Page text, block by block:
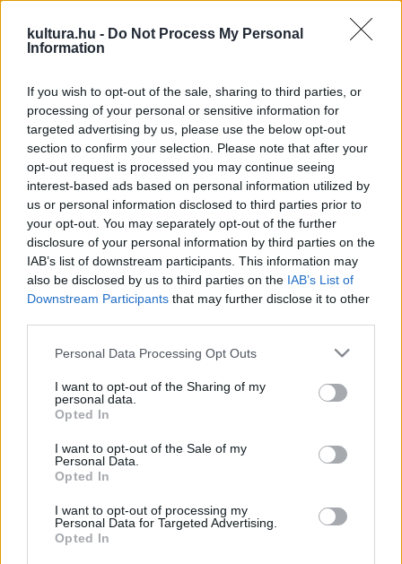
kultura.hu - Do Not Process My Personal
Information
If you wish to opt-out of the sale, sharing to third parties, or
processing of your personal or sensitive information for
targeted advertising by us, please use the below opt-out
section to confirm your selection. Please note that after your
opt-out request is processed you may continue seeing
interest-based ads based on personal information utilized by
us or personal information disclosed to third parties prior to
your opt-out. You may separately opt-out of the further
disclosure of your personal information by third parties on the
IAB’s list of downstream participants. This information may
also be disclosed by us to third parties on the IAB’s List of
Downstream Participants that may further disclose it to other
Please note that this website/app uses one or more Google
not limited to your visit or usage behaviour. You may click to
grant or deny consent to Google and its third-party tags to
use your data for below specified purposes in below Google
consent section.
Personal Data Processing Opt Outs
I want to opt-out of the Sharing of my
personal data.
Opted In
I want to opt-out of the Sale of my
Personal Data.
Opted In
I want to opt-out of processing my
Personal Data for Targeted Advertising.
Opted In
kapuk eltávolítását. Másfelől viszont továbbra is megmaradt
közölte: az ellenőrzésekre ezentúl a kamerarendszereket
fogják fokozottabb mértékben használni. A három
várkapunál egy-egy elektronikus beléptető kapu maradt,
amelyeket csak rendkívüli esetekben vesznek igénybe.
„Nemcsak a Hradzsin látogatását szeretnénk
megkönnyíteni, hanem a várat is ki akarjuk olyan értelemben
nyitni, hogy intenzívebb kulturális és társadalmi élet
színhelye lehessen” – jelentette ki Petr Pavel.
a leglátogatottabb idegenforgalmi célpont Csehországban,
amelyet évente mintegy 2,5-3 millió turista keres fel a világ
minden részéből. A magyar látogatók száma is igen magas.
a híres Arany utcácskában korlátozzák a turisták mozgását
az utca befogadóképessége miatt.
A korábban évente mintegy hatmillió turista kereste fel